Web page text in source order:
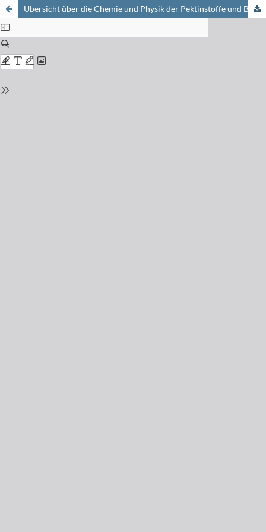
Übersicht über die Chemie und Physik der Pektinstoffe und Besprechung der neueren Literatur 1937-1946